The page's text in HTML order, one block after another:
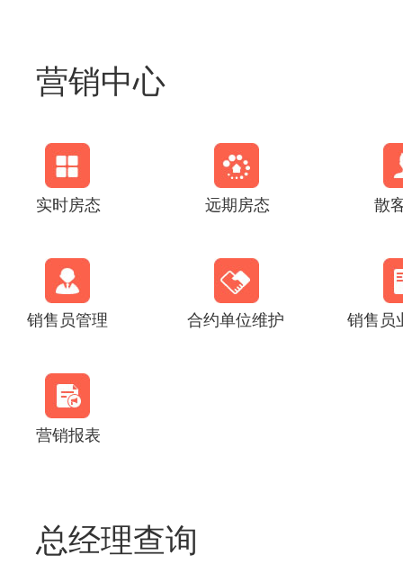
营销中心
实时房态 远期房态 散
销售员管理 合约单位维护 销售员
营销报表
总经理查询